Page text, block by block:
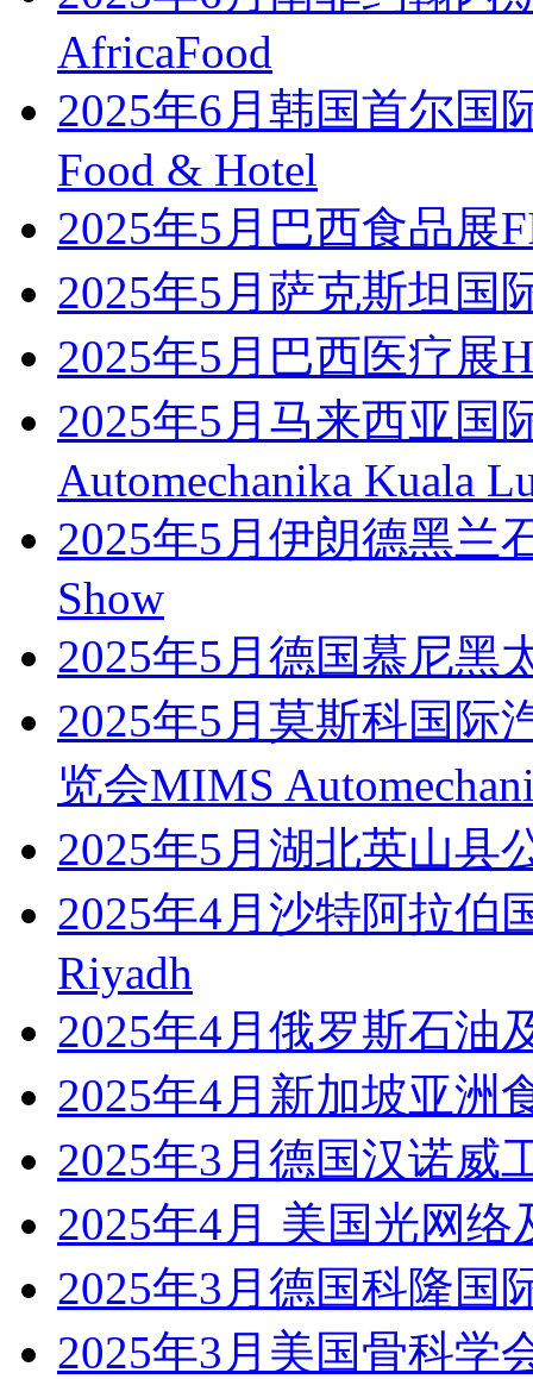
AfricaFood
2025年6月韩国首尔国
Food & Hotel
2025年5月巴西食品展
2025年5月萨克斯坦国
2025年5月巴西医疗展
2025年5月马来西亚国
Automechanika Kuala
2025年5月伊朗德黑兰
Show
2025年5月德国慕尼黑
2025年5月莫斯科国际
览会MIMS
2025年5月湖北英山县
2025年4月沙特阿拉伯
Riyadh
2025年4月俄罗斯石油
2025年4月新加坡亚洲
2025年3月德国汉诺威
2025年4月 美国光网
2025年3月德国科隆国
2025年3月美国骨科学